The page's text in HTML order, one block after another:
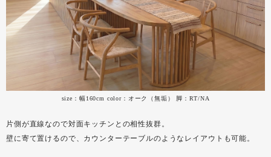
size：幅160cm color：オーク（無垢） 脚：RT/NA
片側が直線なので対面キッチンとの相性抜群。
壁に寄て置けるので、カウンターテーブルのようなレイアウトも可能。